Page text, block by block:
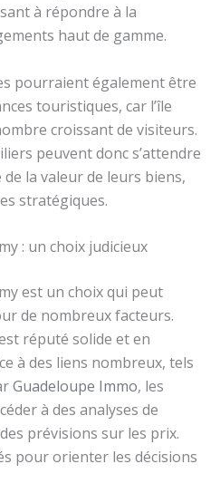
à répondre à la
haut de gamme.
pourraient également être
touristiques, car l’île
croissant de visiteurs.
peuvent donc s’attendre
la valeur de leurs biens,
stratégiques.
: un choix judicieux
est un choix qui peut
de nombreux facteurs.
réputé solide et en
à des liens nombreux, tels
Guadeloupe Immo, les
à des analyses de
prévisions sur les prix.
pour orienter les décisions